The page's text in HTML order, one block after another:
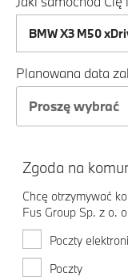
Planowana data
Proszę wybrać
Zgoda na
Chcę otrzymywać
Fus Group Sp. z o.
Poczty
Poczty